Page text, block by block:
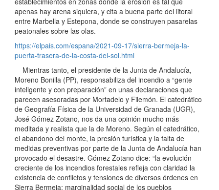
apenas hay arena siquiera, y cita a buena parte del litoral
entre Marbella y Estepona, donde se construyen pasarelas
peatonales sobre las olas.
https://elpais.com/espana/2021-09-17/sierra-bermeja-la-
puerta-trasera-de-la-costa-del-sol.html
Mientras tanto, el presidente de la Junta de Andalucía,
Moreno Bonilla (PP), responsabiliza del incendio a “gente
inteligente y con preparación” en unas declaraciones que
parecen asesoradas por Mortadelo y Filemón. El catedrático
de Geografía Física de la Universidad de Granada (UGR),
José Gómez Zotano, nos da una opinión mucho más
meditada y realista que la de Moreno. Según el catedrático,
el abandono del monte, la presión turística y la falta de
medidas preventivas por parte de la Junta de Andalucía han
provocado el desastre. Gómez Zotano dice: “la evolución
creciente de los incendios forestales refleja con claridad la
existencia de conflictos y tensiones de diversos órdenes en
Sierra Bermeja: marginalidad social de los pueblos